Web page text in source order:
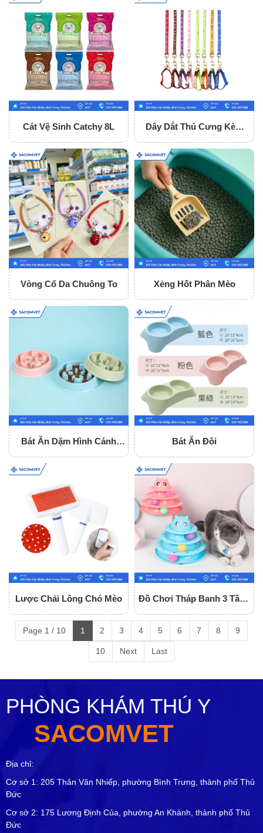
Cát Vệ Sinh Catchy 8L
Dây Dắt Thú Cưng Kèm
Vòng Cổ Da Chuông To Xẻng Hốt Phân Mèo
Bát Ăn Dặm Hình Cánh
Bát Ăn Đôi
Lược Chải Lông Chó Mèo
Đồ Chơi Tháp Banh 3 Tầng
Page 1 / 10 1 2 3 4 5 6 7 8 9
10 Next Last
PHÒNG KHÁM THÚ Y
SACOMVET
Địa chỉ:
Cơ sở 1: 205 Thân Văn Nhiếp, phường Bình Trưng, thành phố Thủ
Đức
Cơ sở 2: 175 Lương Định Của, phường An Khánh, thành phố Thủ
Đức